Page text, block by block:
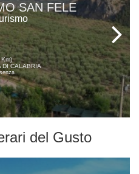
SAN FELE
Km)
DI CALABRIA
del Gusto